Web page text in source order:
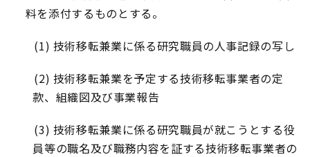
料を添付するものとする。
(1) 技術移転兼業に係る研究職員の人事記録の写し
(2) 技術移転兼業を予定する技術移転事業者の定
款、組織図及び事業報告
(3) 技術移転兼業に係る研究職員が就こうとする役
員等の職名及び職務内容を証する技術移転事業者の